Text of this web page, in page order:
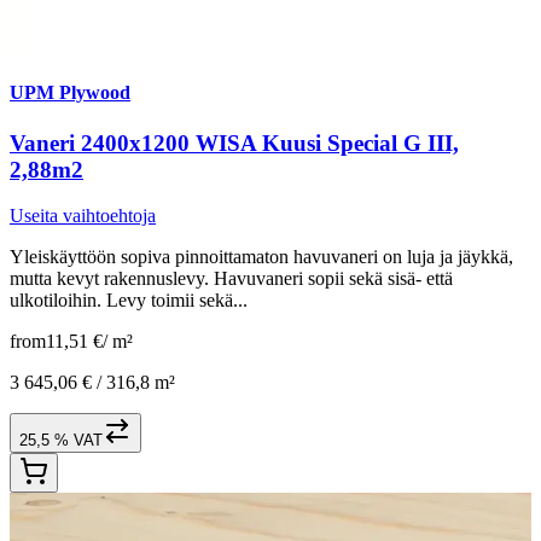
UPM Plywood
Vaneri 2400x1200 WISA Kuusi Special G III,
2,88m2
Useita vaihtoehtoja
Yleiskäyttöön sopiva pinnoittamaton havuvaneri on luja ja jäykkä,
mutta kevyt rakennuslevy. Havuvaneri sopii sekä sisä- että
ulkotiloihin. Levy toimii sekä...
from11,51 €/ m²
3 645,06 € /316,8 m²
25,5 % VAT